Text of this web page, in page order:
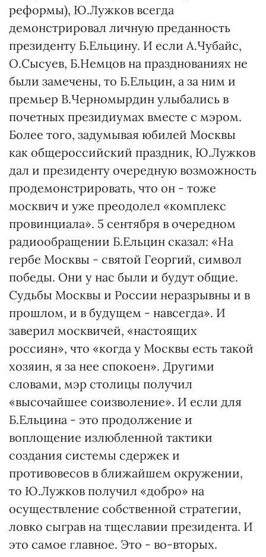
реформы), Ю.Лужков всегда
демонстрировал личную преданность
президенту Б.Ельцину. И если А.Чубайс,
О.Сысуев, Б.Немцов на празднованиях не
были замечены, то Б.Ельцин, а за ним и
премьер В.Черномырдин улыбались в
почетных президиумах вместе с мэром.
Более того, задумывая юбилей Москвы
как общероссийский праздник, Ю.Лужков
дал и президенту очередную возможность
продемонстрировать, что он - тоже
москвич и уже преодолел «комплекс
провинциала». 5 сентября в очередном
радиообращении Б.Ельцин сказал: «На
гербе Москвы - святой Георгий, символ
победы. Они у нас были и будут общие.
Судьбы Москвы и России неразрывны и в
прошлом, и в будущем - навсегда». И
заверил москвичей, «настоящих
россиян», что «когда у Москвы есть такой
хозяин, я за нее спокоен». Другими
словами, мэр столицы получил
«высочайшее соизволение». И если для
Б.Ельцина - это продолжение и
воплощение излюбленной тактики
создания системы сдержек и
противовесов в ближайшем окружении,
то Ю.Лужков получил «добро» на
осуществление собственной стратегии,
ловко сыграв на тщеславии президента. И
это самое главное. Это - во-вторых.